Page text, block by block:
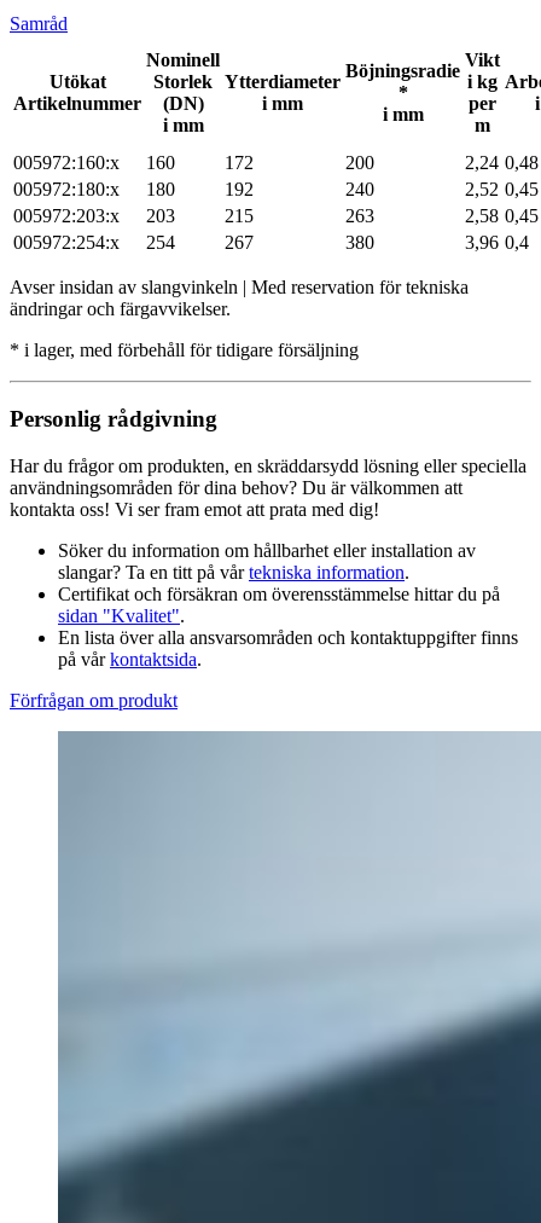
Samråd
Utökat
Artikelnummer
Nominell
Storlek
(DN)
i mm
Ytterdiameter
i mm
Böjningsradie
*
i mm
Vikt
i kg
per
m
005972:160:x 160 172 200 2,24 0,48
005972:180:x
180 192 240 2,52 0,45
005972:203:x
203 215 263 2,58 0,45
005972:254:x
254 267 380 3,96 0,4
Avser insidan av slangvinkeln | Med reservation för tekniska
ändringar och färgavvikelser.
* i lager, med förbehåll för tidigare försäljning
Personlig rådgivning
Har du frågor om produkten, en skräddarsydd lösning eller speciella
användningsområden för dina behov? Du är välkommen att
kontakta oss! Vi ser fram emot att prata med dig!
Söker du information om hållbarhet eller installation av
slangar? Ta en titt på vårtekniska information.
Certifikat och försäkran om överensstämmelse hittar du på
sidan "Kvalitet".
En lista över alla ansvarsområden och kontaktuppgifter finns
på vårkontaktsida.
Förfrågan om produkt